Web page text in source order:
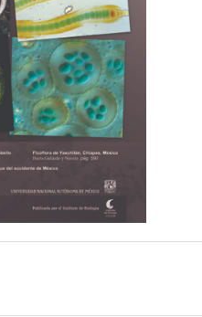
Garayzar. 1995. Adiciones
Baja California Sur,
85.
F. De Lachica-Bonilla.
ícticas de fondos
La Paz, B.C.S. 1997. In La
conservación, J. Urbán-
(eds.). UABC-CICIMAR-
Sur. p. 163-176.
Campos-Dávila, M.
On the first record of a
in the Gulf of